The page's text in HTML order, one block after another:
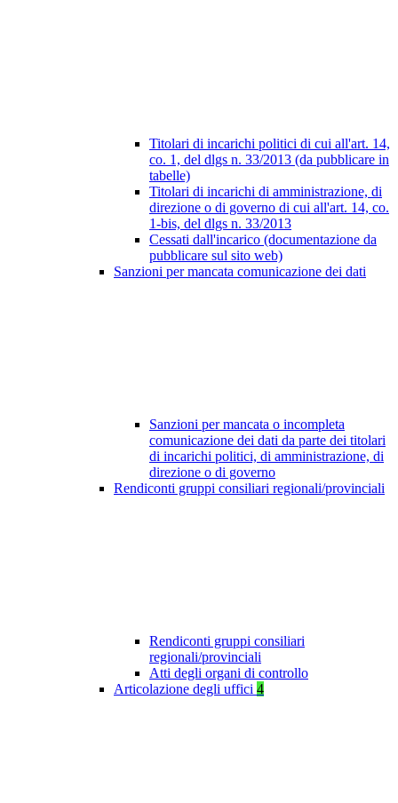
Titolari di incarichi politici di cui all'art. 14,
co. 1, del dlgs n. 33/2013 (da pubblicare in
tabelle)
Titolari di incarichi di amministrazione, di
direzione o di governo di cui all'art. 14, co.
1-bis, del dlgs n. 33/2013
Cessati dall'incarico (documentazione da
pubblicare sul sito web)
Sanzioni per mancata comunicazione dei dati
Sanzioni per mancata o incompleta
comunicazione dei dati da parte dei titolari
di incarichi politici, di amministrazione, di
direzione o di governo
Rendiconti gruppi consiliari regionali/provinciali
Rendiconti gruppi consiliari
regionali/provinciali
Atti degli organi di controllo
Articolazione degli uffici 4